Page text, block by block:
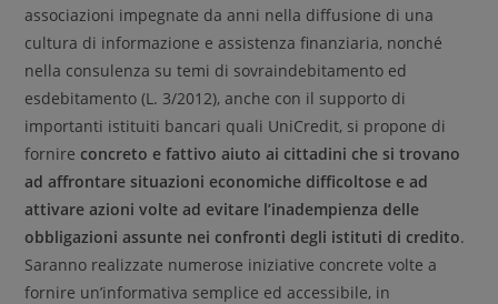
associazioni impegnate da anni nella diffusione di una
cultura di informazione e assistenza finanziaria, nonché
nella consulenza su temi di sovraindebitamento ed
esdebitamento (L. 3/2012), anche con il supporto di
importanti istituiti bancari quali UniCredit, si propone di
fornire concreto e fattivo aiuto ai cittadini che si trovano
ad affrontare situazioni economiche difficoltose e ad
attivare azioni volte ad evitare l’inadempienza delle
obbligazioni assunte nei confronti degli istituti di credito.
Saranno realizzate numerose iniziative concrete volte a
fornire un’informativa semplice ed accessibile, in